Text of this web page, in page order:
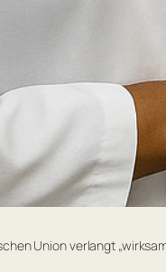
Union verlangt